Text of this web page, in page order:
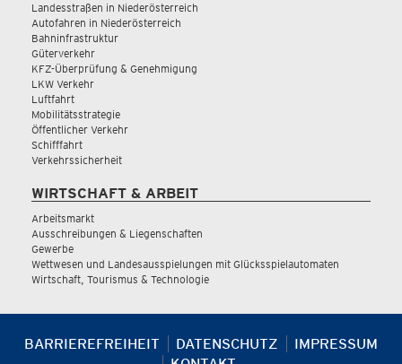
Landesstraßen in Niederösterreich
Autofahren in Niederösterreich
Bahninfrastruktur
Güterverkehr
KFZ-Überprüfung & Genehmigung
LKW Verkehr
Luftfahrt
Mobilitätsstrategie
Öffentlicher Verkehr
Schifffahrt
Verkehrssicherheit
WIRTSCHAFT & ARBEIT
Arbeitsmarkt
Ausschreibungen & Liegenschaften
Gewerbe
Wettwesen und Landesausspielungen mit Glücksspielautomaten
Wirtschaft, Tourismus & Technologie
BARRIEREFREIHEIT DATENSCHUTZ
IMPRESSUM